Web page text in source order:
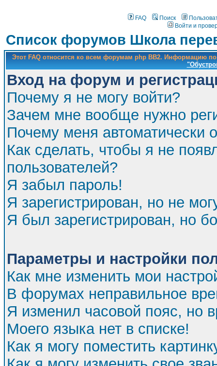
FAQ Поиск
Войти и
Список форумов Школа
Этот FAQ относится ко всем форумам php BB2. Информацию
Вход на форум и
Почему я не могу войти?
Зачем мне вообще нужно
Почему меня автоматически
Как сделать, чтобы я не
пользователей?
Я забыл пароль!
Я зарегистрирован, но не
Я был зарегистрирован, но
Параметры и настройки
Как мне изменить мои
В форумах неправильное
Я изменил часовой пояс, но
Моего языка нет в списке!
Как я могу поместить